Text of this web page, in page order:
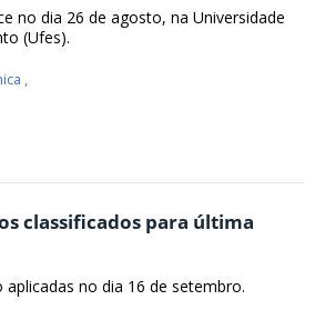
no dia 26 de agosto, na Universidade
(Ufes).
,
classificados para última
no dia 16 de setembro.